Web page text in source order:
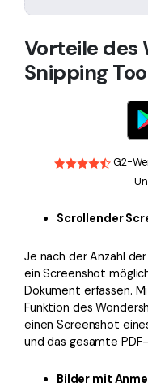
Vorteile des
Snipping
G2-
Scrollender
Je nach der Anzahl
ein Screenshot
Dokument erfassen.
Funktion des
einen Screenshot
und das gesamte
Bilder mit